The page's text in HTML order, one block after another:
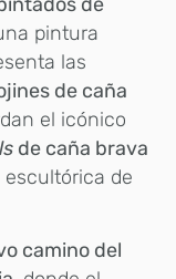
pintura
las
de caña
el icónico
de caña brava
de
camino del